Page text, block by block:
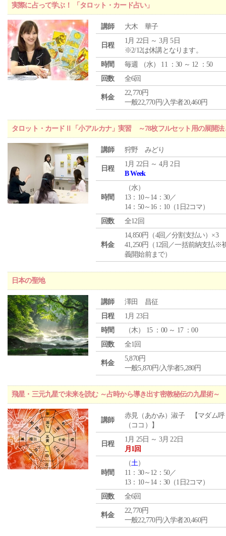
実際に占って学ぶ！ 「タロット・カード占い」
講師 大木 華子
日程
1月 22日 ～ 3月 5日
※2/12は休講となります。
時間
毎週 （水） 11 ：30 ～ 12 ：50
回数
全6回
料金
22,770円
一般22,770円/入学者20,460円
タロット・カードⅡ「小アルカナ」実習 ～78枚フルセット用の展開法
講師 狩野 みどり
日程
1月 22日 ～ 4月 2日
B Week
時間
（水）
13：10～14：30／
14：50～16：10（1日2コマ）
回数
全12回
料金
14,850円（4回／分割支払い）×3
41,250円（12回／一括前納支払※
義開始前まで）
日本の聖地
講師
澤田 昌征
日程
1月 23日
時間
（木） 15 ：00 ～ 17 ：00
回数
全1回
料金
5,870円
一般5,870円/入学者5,280円
飛星・三元九星で未来を読む ～占時から導き出す密教秘伝の九星術～
講師
赤見（あかみ）淑子 【マダム呼
（ココ）】
日程
1月 25日 ～ 3月 22日
月1回
時間
（土）
11：30～12：50／
13：10～14：30（1日2コマ）
回数
全6回
料金
22,770円
一般22,770円/入学者20,460円